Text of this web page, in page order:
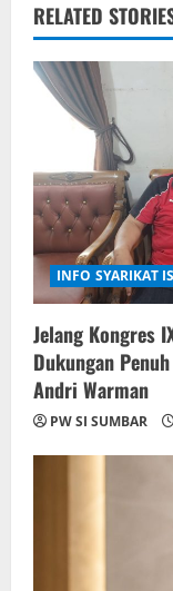
v
i
a
t
i
o
n
RELATED
INFO SYARIKAT
Jelang Kongres
Dukungan
Andri Warman
PW SI SUMBAR